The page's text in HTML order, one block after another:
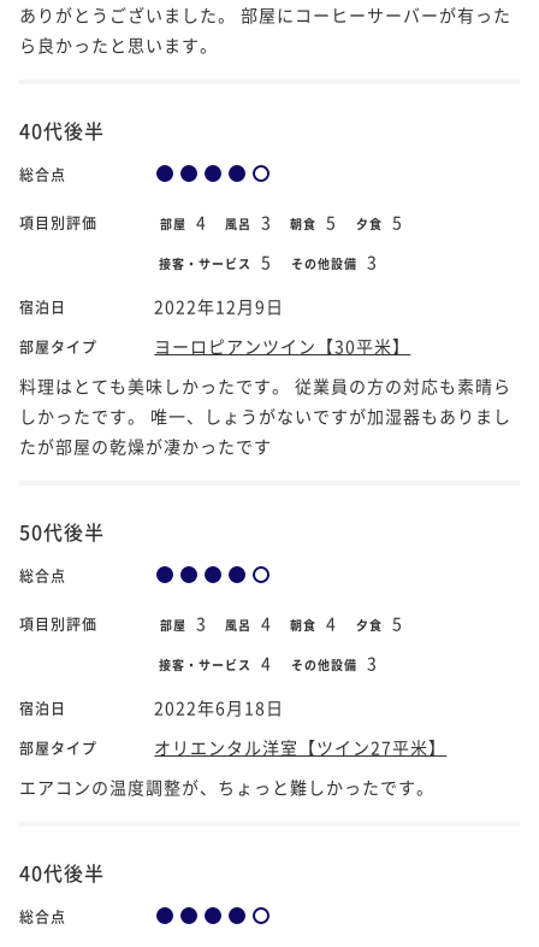
ありがとうございました。 部屋にコーヒーサーバーが有った
ら良かったと思います。
40代後半
総合点
項目別評価 部屋 4 風呂 3 朝食 5 夕食 5
接客・サービス 5 その他設備 3
宿泊日 2022年12月9日
部屋タイプ
ヨーロピアンツイン【30平米】
料理はとても美味しかったです。 従業員の方の対応も素晴ら
しかったです。 唯一、しょうがないですが加湿器もありまし
たが部屋の乾燥が凄かったです
50代後半
総合点
項目別評価 部屋 3 風呂 4 朝食 4 夕食 5
接客・サービス 4 その他設備 3
宿泊日 2022年6月18日
部屋タイプ
オリエンタル洋室【ツイン27平米】
エアコンの温度調整が、ちょっと難しかったです。
40代後半
総合点